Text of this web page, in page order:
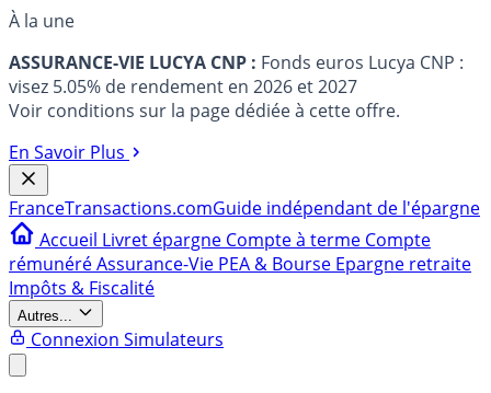
À la une
ASSURANCE-VIE LUCYA CNP : Fonds euros Lucya CNP :
visez 5.05% de rendement en 2026 et 2027
Voir conditions sur la page dédiée à cette offre.
En Savoir Plus
FranceTransactions.comGuide indépendant de l'épargne
Accueil Livret épargne Compte à terme Compte
rémunéréAssurance-Vie PEA & Bourse Epargne retraite
Impôts & Fiscalité
Autres...
Connexion Simulateurs